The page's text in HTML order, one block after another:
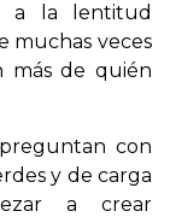
a la lentitud
muchas veces
más de quién
con
y de carga
a crear